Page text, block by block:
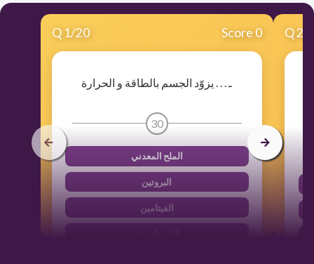
Q 1/20 Score 0
ـ . . . يزوّد الجسم بالطاقة و الحرارة
30
الملح المعدني
البروتين
الفيتامين
Q2